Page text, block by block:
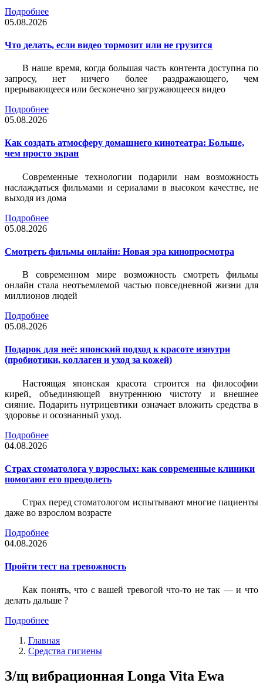
Подробнее
05.08.2026
Что делать, если видео тормозит или не грузится
В наше время, когда большая часть контента доступна по
запросу, нет ничего более раздражающего, чем
прерывающееся или бесконечно загружающееся видео
Подробнее
05.08.2026
Как создать атмосферу домашнего кинотеатра: Больше,
чем просто экран
Современные технологии подарили нам возможность
наслаждаться фильмами и сериалами в высоком качестве, не
выходя из дома
Подробнее
05.08.2026
Смотреть фильмы онлайн: Новая эра кинопросмотра
В современном мире возможность смотреть фильмы
онлайн стала неотъемлемой частью повседневной жизни для
миллионов людей
Подробнее
05.08.2026
Подарок для неё: японский подход к красоте изнутри
(пробиотики, коллаген и уход за кожей)
Настоящая японская красота строится на философии
кирей, объединяющей внутреннюю чистоту и внешнее
сияние. Подарить нутрицевтики означает вложить средства в
здоровье и осознанный уход.
Подробнее
04.08.2026
Страх стоматолога у взрослых: как современные клиники
помогают его преодолеть
Страх перед стоматологом испытывают многие пациенты
даже во взрослом возрасте
Подробнее
04.08.2026
Пройти тест на тревожность
Как понять, что с вашей тревогой что-то не так — и что
делать дальше ?
Подробнее
Главная
Средства гигиены
З/щ вибрационная Longa Vita Ewa